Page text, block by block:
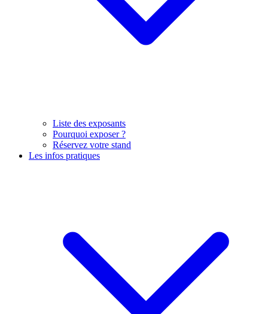
Liste des exposants
Pourquoi exposer ?
Réservez votre stand
Les infos pratiques